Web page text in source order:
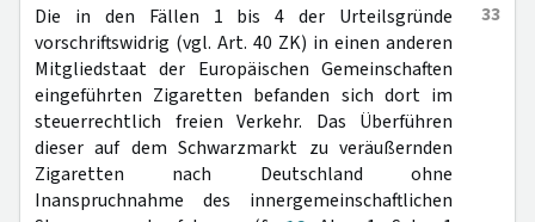
33
Die in den Fällen 1 bis 4 der Urteilsgründe
vorschriftswidrig (vgl. Art. 40 ZK) in einen anderen
Mitgliedstaat der Europäischen Gemeinschaften
eingeführten Zigaretten befanden sich dort im
steuerrechtlich freien Verkehr. Das Überführen
dieser auf dem Schwarzmarkt zu veräußernden
Zigaretten nach Deutschland ohne
Inanspruchnahme des innergemeinschaftlichen